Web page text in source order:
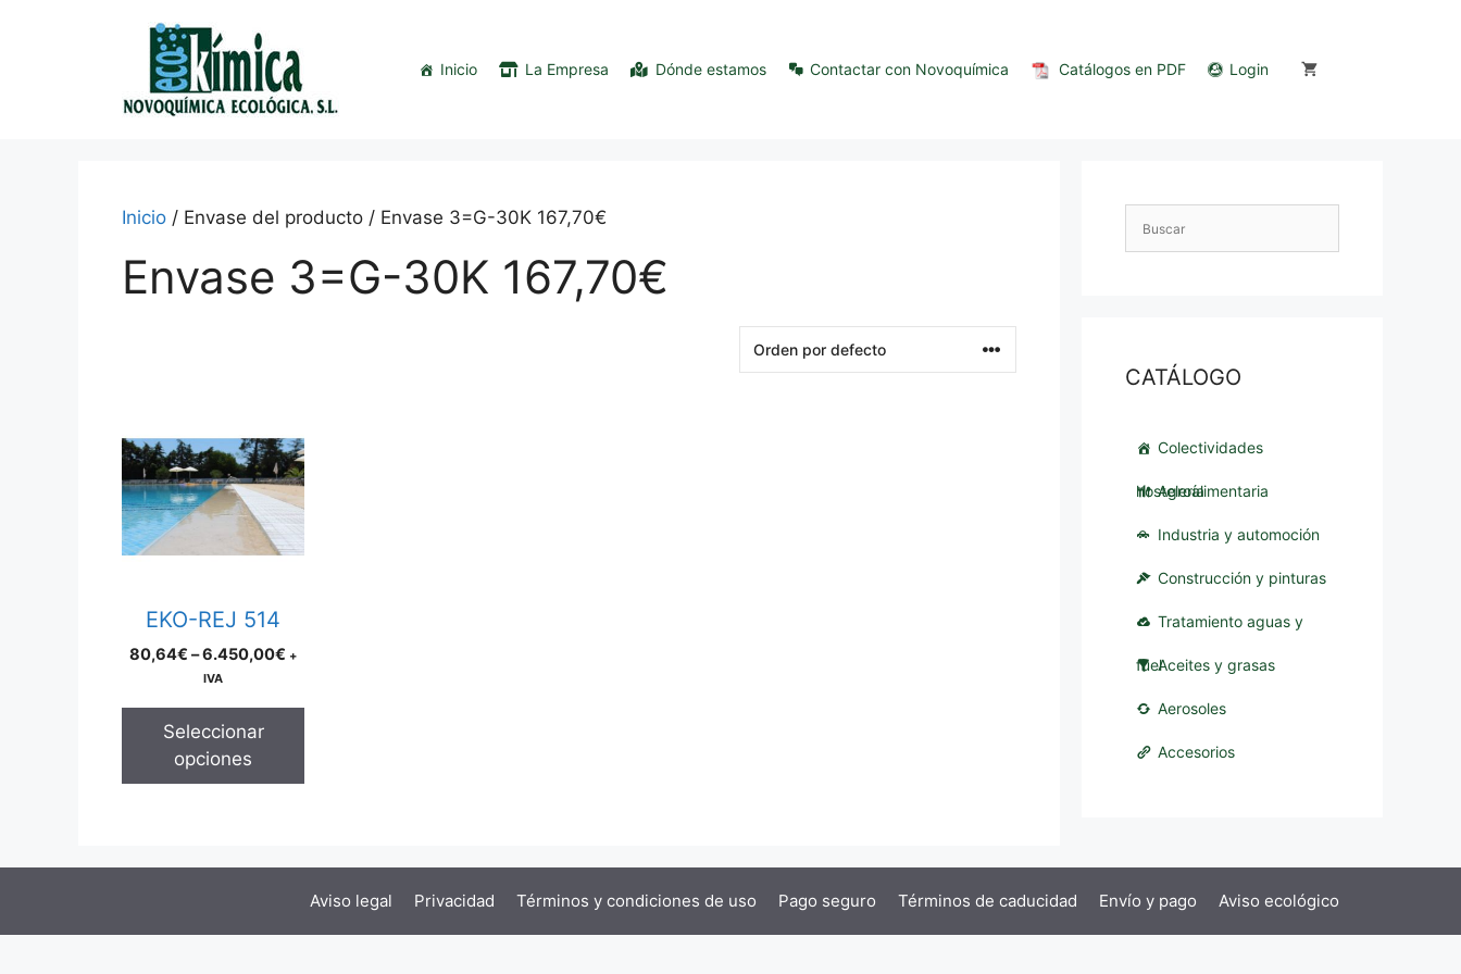
Inicio La Empresa Dónde estamos Contactar con Novoquímica Catálogos en PDF Login
Inicio / Envase del producto / Envase 3=G-30K 167,70€
Envase 3=G-30K 167,70€
EKO-REJ 514
80,64€ –6.450,00€ Price
+
IVA
Seleccionar
opciones
product
has
multiple
variants.
The
may
chosen
product
CATÁLOGO
Colectividades
hostelería
Agroalimentaria
Industria y automoción
Construcción y pinturas
Tratamiento aguas y
fuelAceites y grasas
Aerosoles
Accesorios
Aviso legal Privacidad Términos y condiciones de uso Pago seguro Términos de caducidad Envío y pago Aviso ecológico